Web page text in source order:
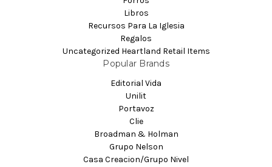
Libros
Recursos Para La Iglesia
Regalos
Uncategorized Heartland Retail Items
Popular Brands
Editorial Vida
Unilit
Portavoz
Clie
Broadman & Holman
Grupo Nelson
Casa Creacion/Grupo Nivel